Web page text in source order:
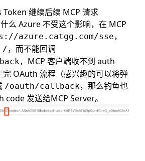
Token 继续后续 MCP 请求
么 Azure 不受这个影响，在 MCP
azure.catgg.com/sse，
/，而不能回调
，MCP 客户端收不到 auth
OAuth 流程（感兴趣的可以将弹
/oauth/callback，那么钓鱼也
code 发送给MCP Server。